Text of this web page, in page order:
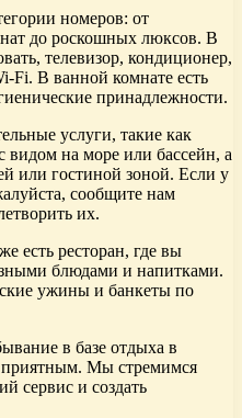
номеров: от
до роскошных люксов. В
телевизор, кондиционер,
Fi. В ванной комнате есть
принадлежности.
услуги, такие как
видом на море или бассейн, а
или гостиной зоной. Если у
сообщите нам
их.
есть ресторан, где вы
блюдами и напитками.
ужины и банкеты по
в базе отдыха в
приятным. Мы стремимся
сервис и создать